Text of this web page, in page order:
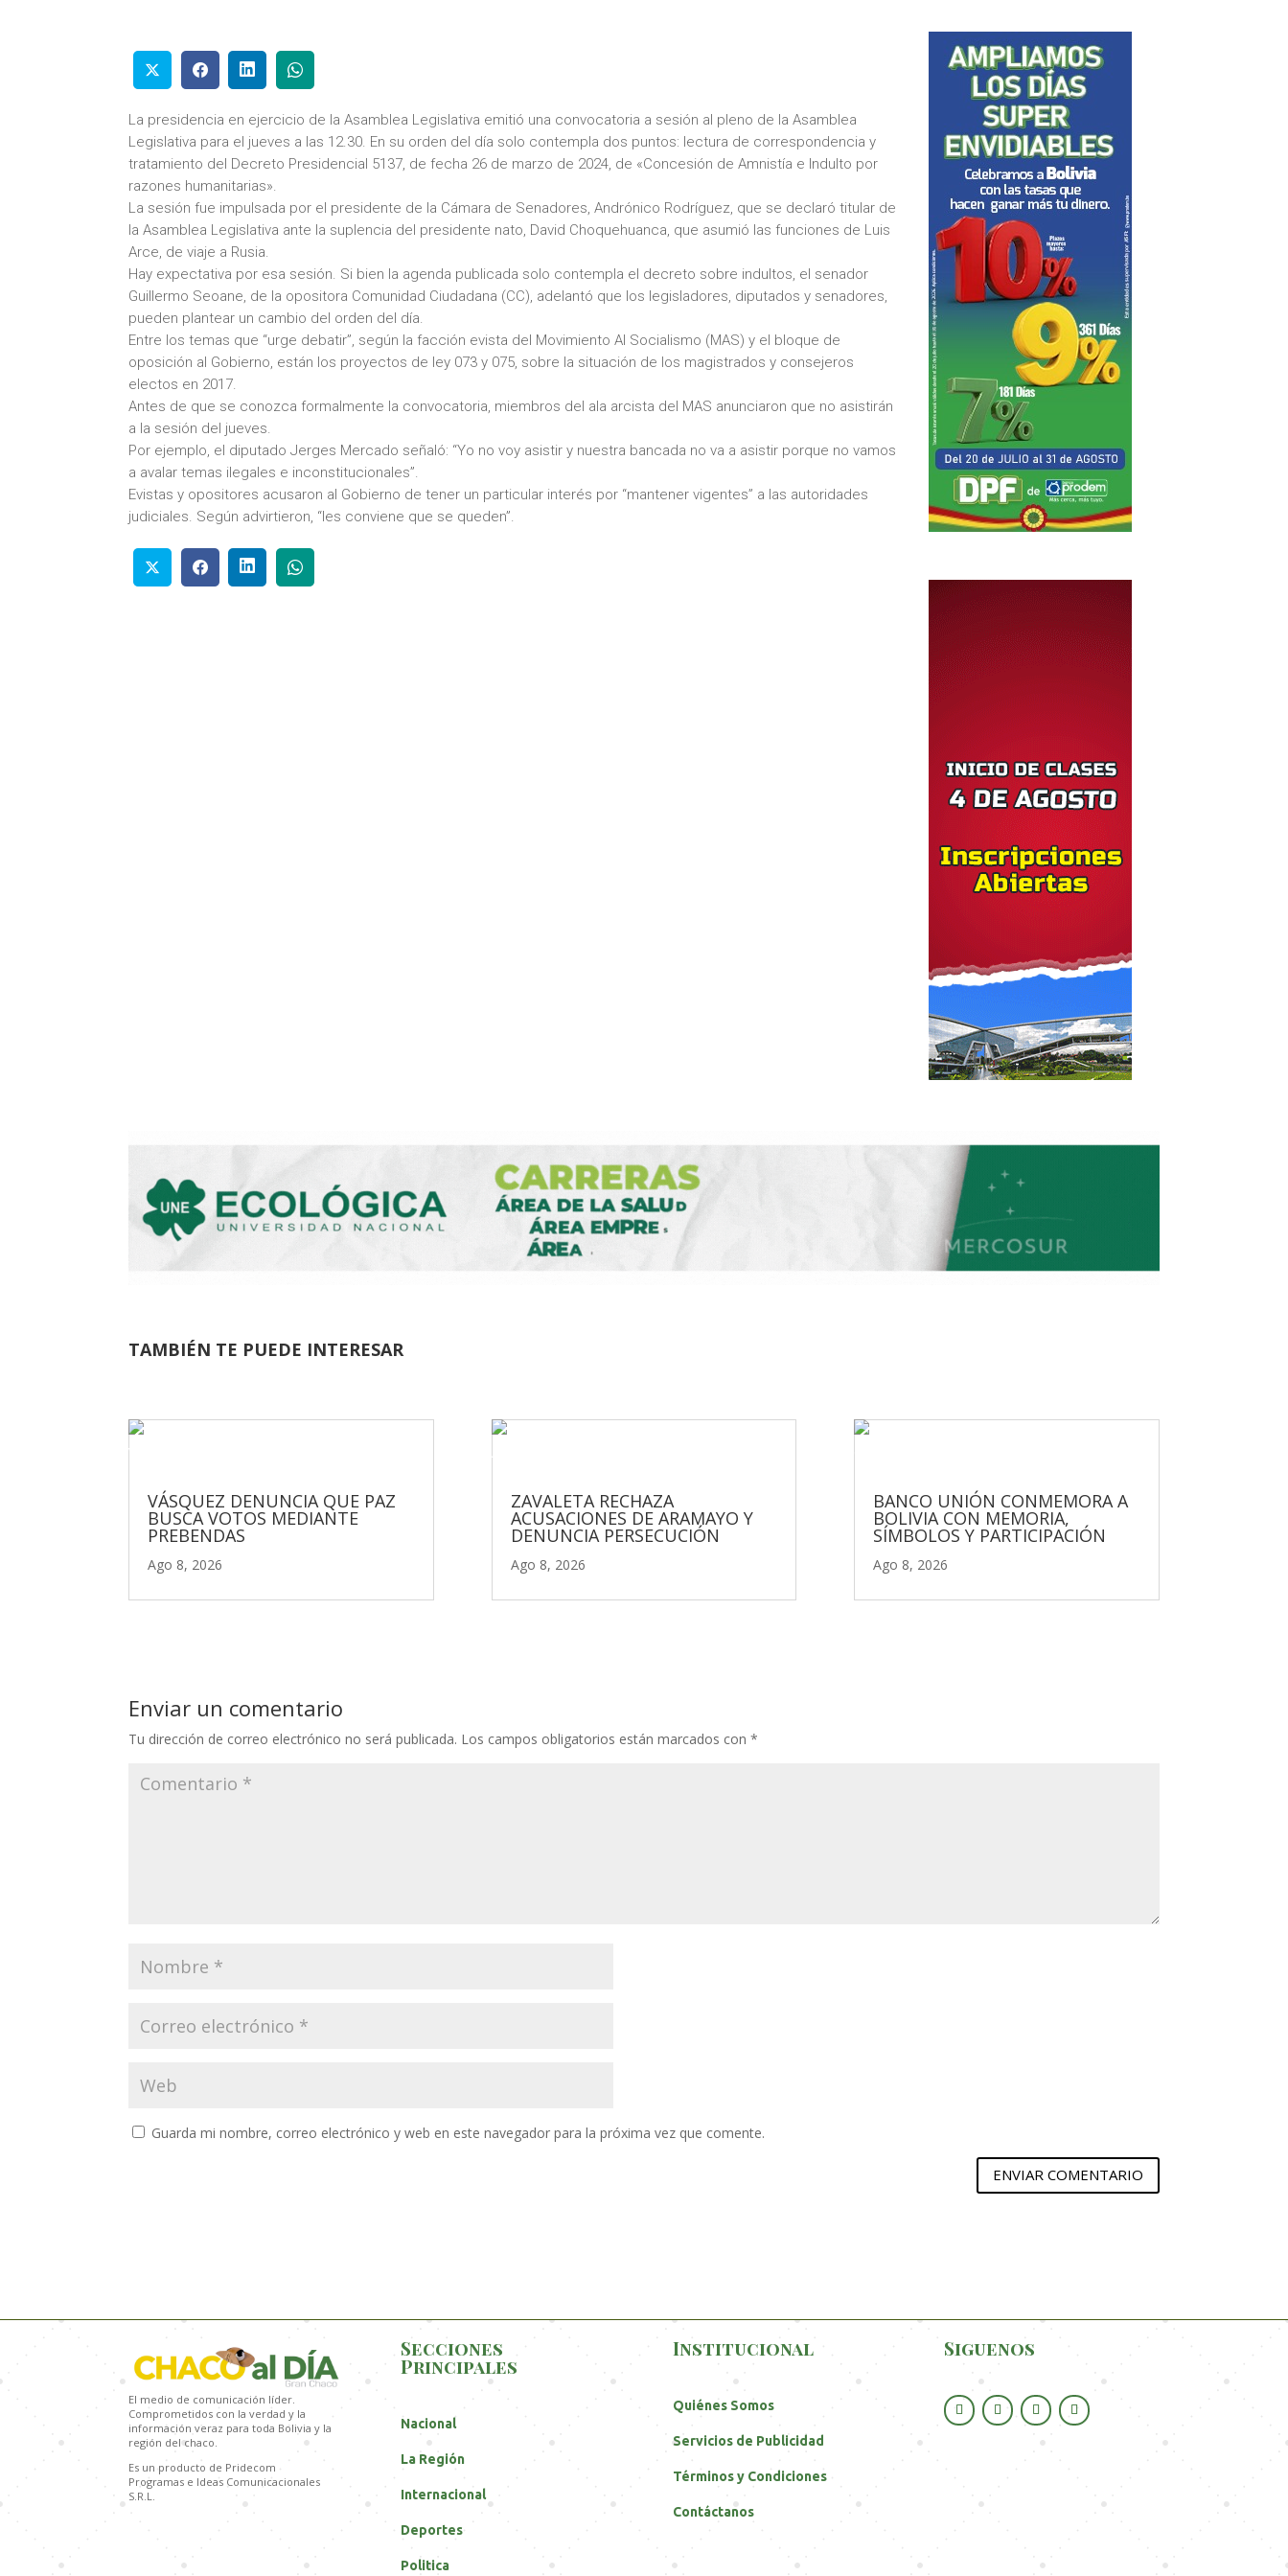
La presidencia en ejercicio de la Asamblea Legislativa emitió una convocatoria a sesión al pleno de la Asamblea
Legislativa para el jueves a las 12.30. En su orden del día solo contempla dos puntos: lectura de correspondencia y
tratamiento del Decreto Presidencial 5137, de fecha 26 de marzo de 2024, de «Concesión de Amnistía e Indulto por
razones humanitarias».
La sesión fue impulsada por el presidente de la Cámara de Senadores, Andrónico Rodríguez, que se declaró titular de
la Asamblea Legislativa ante la suplencia del presidente nato, David Choquehuanca, que asumió las funciones de Luis
Arce, de viaje a Rusia.
Hay expectativa por esa sesión. Si bien la agenda publicada solo contempla el decreto sobre indultos, el senador
Guillermo Seoane, de la opositora Comunidad Ciudadana (CC), adelantó que los legisladores, diputados y senadores,
pueden plantear un cambio del orden del día.
Entre los temas que “urge debatir”, según la facción evista del Movimiento Al Socialismo (MAS) y el bloque de
oposición al Gobierno, están los proyectos de ley 073 y 075, sobre la situación de los magistrados y consejeros
electos en 2017.
Antes de que se conozca formalmente la convocatoria, miembros del ala arcista del MAS anunciaron que no asistirán
a la sesión del jueves.
Por ejemplo, el diputado Jerges Mercado señaló: “Yo no voy asistir y nuestra bancada no va a asistir porque no vamos
a avalar temas ilegales e inconstitucionales”.
Evistas y opositores acusaron al Gobierno de tener un particular interés por “mantener vigentes” a las autoridades
judiciales. Según advirtieron, “les conviene que se queden”.
TAMBIÉN TE PUEDE INTERESAR
VÁSQUEZ DENUNCIA QUE PAZ
BUSCA VOTOS MEDIANTE
PREBENDAS
Ago 8, 2026
ZAVALETA RECHAZA
ACUSACIONES DE ARAMAYO Y
DENUNCIA PERSECUCIÓN
Ago 8, 2026
BANCO UNIÓN CONMEMORA A
BOLIVIA CON MEMORIA,
SÍMBOLOS Y PARTICIPACIÓN
Ago 8, 2026
Enviar un comentario
Tu dirección de correo electrónico no será publicada. Los campos obligatorios están marcados con*
Guarda mi nombre, correo electrónico y web en este navegador para la próxima vez que comente.
ENVIAR COMENTARIO
El medio de comunicación líder.
Comprometidos con la verdad y la
información veraz para toda Bolivia y la
región del chaco.
Es un producto de Pridecom
Programas e Ideas Comunicacionales
S.R.L.
Secciones
Principales
Nacional
La Región
Internacional
Deportes
Politica
Institucional
Quiénes Somos
Servicios de Publicidad
Términos y Condiciones
Contáctanos
Siguenos